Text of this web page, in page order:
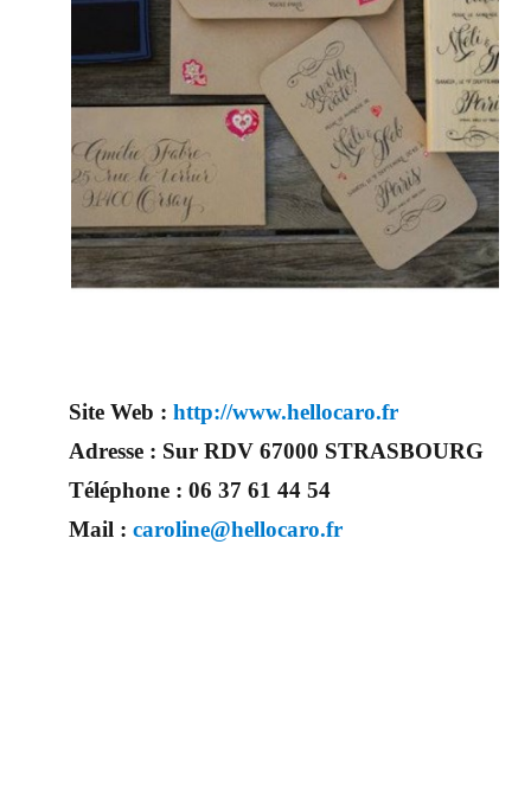
Site Web : http://www.hellocaro.fr
Adresse : Sur RDV 67000 STRASBOURG
Téléphone : 06 37 61 44 54
Mail : caroline@hellocaro.fr